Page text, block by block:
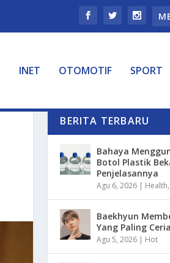
INET OTOMOTIF SPORT
BERITA TERBARU
Bahaya
Botol Plastik
Penjelasannya
Agu 6, 2026 | Health,
Baekhyun
Yang Paling Ceria
Agu 5, 2026 | Hot